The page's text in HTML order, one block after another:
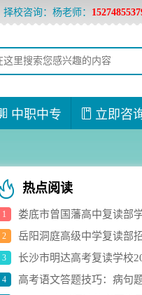
中职中专 立即咨
择校咨询：杨老师：
热点阅读
1
娄底市曾国藩高中复读部
费用详解
2
岳阳洞庭高级中学复读部
化选科组合助力学生成长
3
长沙市明达高考复读学校
读生人数实时统计
4
高考语文答题技巧：病句